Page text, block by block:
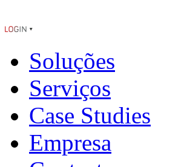
Soluções
Serviços
Case Studies
Empresa